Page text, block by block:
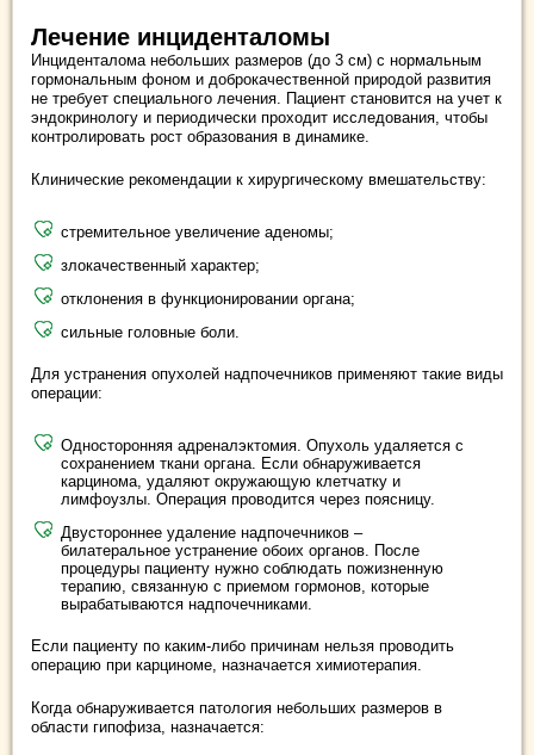
Лечение инциденталомы
Инциденталома небольших размеров (до 3 см) с нормальным
гормональным фоном и доброкачественной природой развития
не требует специального лечения. Пациент становится на учет к
эндокринологу и периодически проходит исследования, чтобы
контролировать рост образования в динамике.
Клинические рекомендации к хирургическому вмешательству:
стремительное увеличение аденомы;
злокачественный характер;
отклонения в функционировании органа;
сильные головные боли.
Для устранения опухолей надпочечников применяют такие виды
операции:
Односторонняя адреналэктомия. Опухоль удаляется с
сохранением ткани органа. Если обнаруживается
карцинома, удаляют окружающую клетчатку и
лимфоузлы. Операция проводится через поясницу.
Двустороннее удаление надпочечников –
билатеральное устранение обоих органов. После
процедуры пациенту нужно соблюдать пожизненную
терапию, связанную с приемом гормонов, которые
вырабатываются надпочечниками.
Если пациенту по каким-либо причинам нельзя проводить
операцию при карциноме, назначается химиотерапия.
Когда обнаруживается патология небольших размеров в
области гипофиза, назначается: